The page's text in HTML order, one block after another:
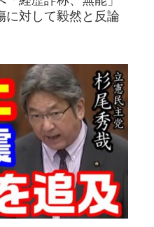
に対して毅然と反論